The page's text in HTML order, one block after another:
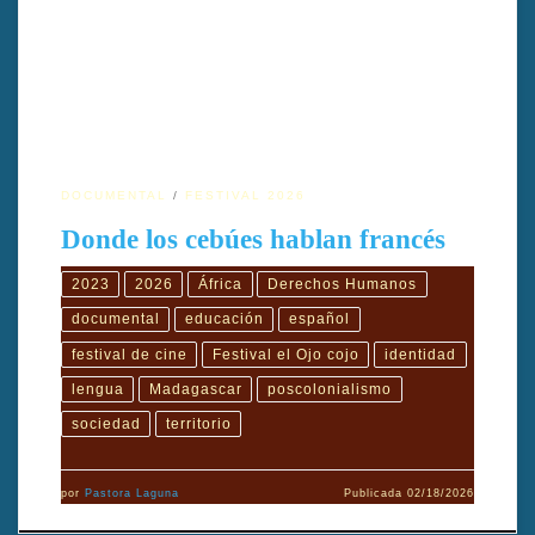
DOCUMENTAL FESTIVAL 2026
Donde los cebúes hablan francés
2023 2026 África Derechos Humanos
documental educación español
festival de cine Festival el Ojo cojo identidad
lengua Madagascar poscolonialismo
sociedad territorio
por Pastora Laguna Publicada02/18/2026